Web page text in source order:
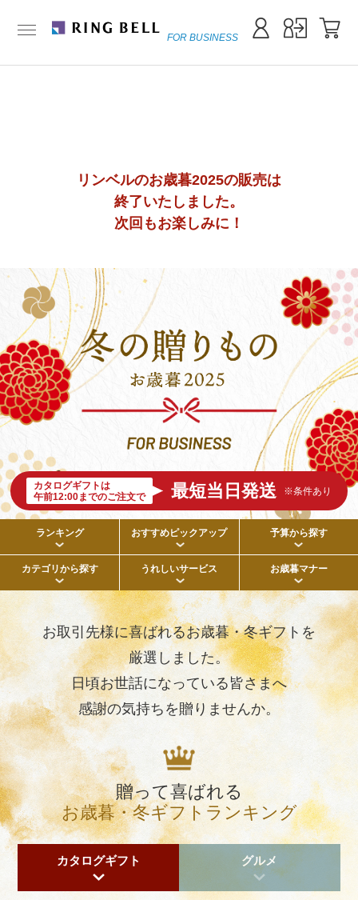
FOR BUSINESS
カタログギフトのリンベル リンベル for BUSINESS[公式] 贈答品 ビジネスシーンで喜ばれる冬の贈りもの2025
リンベルのお歳暮2025の販売は
終了いたしました。
次回もお楽しみに！
カタログギフトは
午前12:00までのご注文で
最短当日発送 ※条件あり
ランキング おすすめピックアップ 予算から探す
カテゴリから探す うれしいサービス お歳暮マナー
お取引先様に喜ばれるお歳暮・冬ギフトを
厳選しました。
日頃お世話になっている皆さまへ
感謝の気持ちを贈りませんか。
贈って喜ばれる
お歳暮・冬ギフトランキング
カタログギフト グルメ